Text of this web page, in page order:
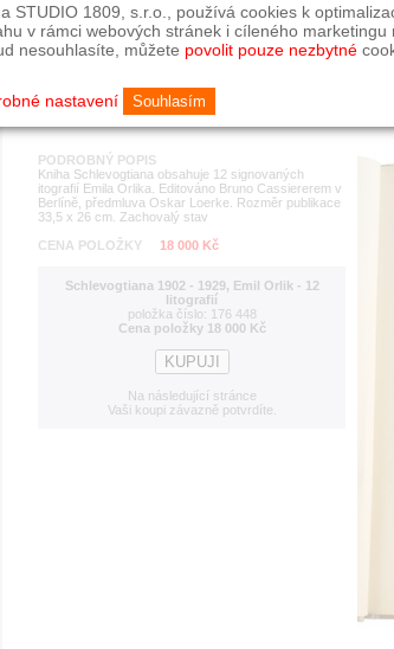
PODROBNÝ POPIS
Kniha Schlevogtiana obsahuje 12 signovaných
itografií Emila Orlika. Editováno Bruno Cassiererem v
Berlíně, předmluva Oskar Loerke. Rozměr publikace
33,5 x 26 cm. Zachovalý stav
CENA POLOŽKY
18 000 Kč
Schlevogtiana 1902 - 1929, Emil Orlik - 12
litografií
položka číslo: 176 448
Cena položky 18 000 Kč
Na následující stránce
Vaši koupi závazně potvrdíte.
STUDIO 1809, s.r.o., používá cookies k
v rámci webových stránek i cíleného
nesouhlasíte, můžete povolit pouze nezbytné
nastavení Souhlasím